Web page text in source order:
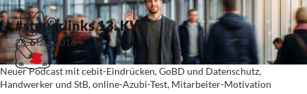
#steuerlinks 13. KW
28. März 2016
Neuer Podcast mit cebit-Eindrücken, GoBD und Datenschutz,
Handwerker und StB, online-Azubi-Test, Mitarbeiter-Motivation